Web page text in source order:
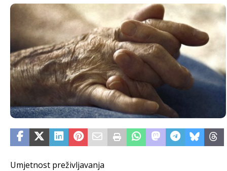
Umjetnost preživljavanja